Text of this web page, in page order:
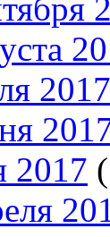
2017
2017